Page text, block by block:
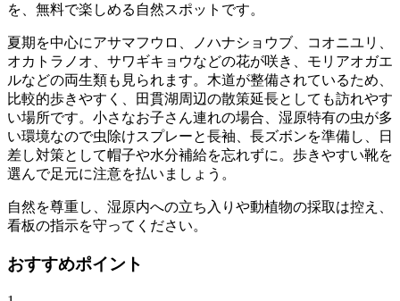
を、無料で楽しめる自然スポットです。
夏期を中心にアサマフウロ、ノハナショウブ、コオニユリ、
オカトラノオ、サワギキョウなどの花が咲き、モリアオガエ
ルなどの両生類も見られます。木道が整備されているため、
比較的歩きやすく、田貫湖周辺の散策延長としても訪れやす
い場所です。小さなお子さん連れの場合、湿原特有の虫が多
い環境なので虫除けスプレーと長袖、長ズボンを準備し、日
差し対策として帽子や水分補給を忘れずに。歩きやすい靴を
選んで足元に注意を払いましょう。
自然を尊重し、湿原内への立ち入りや動植物の採取は控え、
看板の指示を守ってください。
おすすめポイント